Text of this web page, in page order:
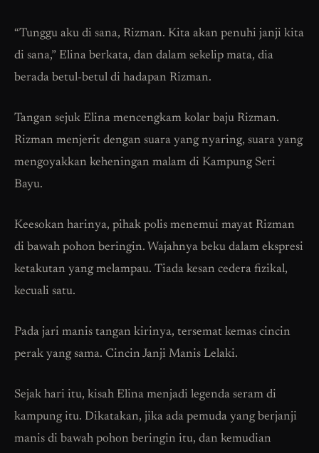
“Tunggu aku di sana, Rizman. Kita akan penuhi janji kita
di sana,” Elina berkata, dan dalam sekelip mata, dia
berada betul-betul di hadapan Rizman.
Tangan sejuk Elina mencengkam kolar baju Rizman.
Rizman menjerit dengan suara yang nyaring, suara yang
mengoyakkan keheningan malam di Kampung Seri
Bayu.
Keesokan harinya, pihak polis menemui mayat Rizman
di bawah pohon beringin. Wajahnya beku dalam ekspresi
ketakutan yang melampau. Tiada kesan cedera fizikal,
kecuali satu.
Pada jari manis tangan kirinya, tersemat kemas cincin
perak yang sama. Cincin Janji Manis Lelaki.
Sejak hari itu, kisah Elina menjadi legenda seram di
kampung itu. Dikatakan, jika ada pemuda yang berjanji
manis di bawah pohon beringin itu, dan kemudian